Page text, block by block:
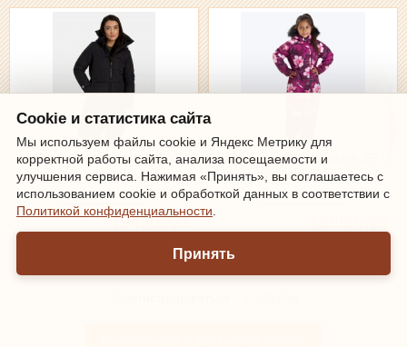
Huppa, Зимнее пальто JOVIA
12888030-00009 (черное)
18490руб.
Huppa, Зимний Комбинезон JETTA
1 36370130-34434 (бургунди,
принт)
Cookie и статистика сайта
Мы используем файлы cookie и Яндекс Метрику для
корректной работы сайта, анализа посещаемости и
улучшения сервиса. Нажимая «Принять», вы соглашаетесь с
использованием cookie и обработкой данных в соответствии с
Политикой конфиденциальности
Принять